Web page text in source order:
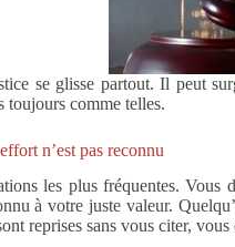
se glisse partout. Il peut
toujours comme telles.
n’est pas reconnu
les plus fréquentes.
à votre juste valeur.
reprises sans vous citer,